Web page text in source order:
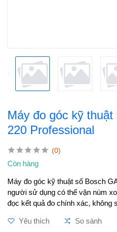
Máy đo góc kỹ
220 Professional
(0)
Còn hàng
Máy đo góc kỹ thuật số Bosch
người sử dụng có thể vặn núm
đọc kết quả đo chính xác, không
Yêu thích So sánh